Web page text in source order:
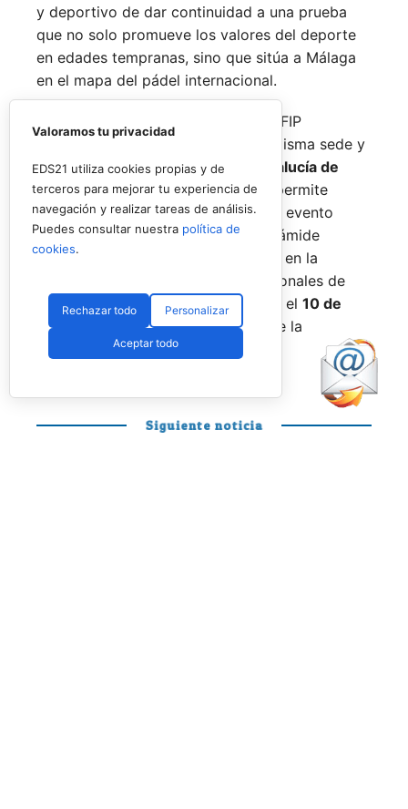
y deportivo de dar continuidad a una prueba
que no solo promueve los valores del deporte
en edades tempranas, sino que sitúa a Málaga
en el mapa del pádel internacional.
De forma paralela al desarrollo del FIP
Promises, la FAP organizará en la misma sede y
fechas losInternacionales de Andalucía de
Menores 2026. Esta cita paralela permite
incorporar la categoríabenjamín
al evento
global, completando así toda la pirámide
formativa.
El plazo para registrarse en la
categoría benjamín de los Internacionales de
Andalucía permanece abierto hasta el 10 de
agosto
a través de la web oficial de la
Federación.
Siguiente noticia
Valoramos tu privacidad
EDS21 utiliza cookies propias y de
terceros para mejorar tu experiencia de
navegación y realizar tareas de análisis.
Puedes consultar nuestra política de
cookies.
Rechazar todo Personalizar
Aceptar todo